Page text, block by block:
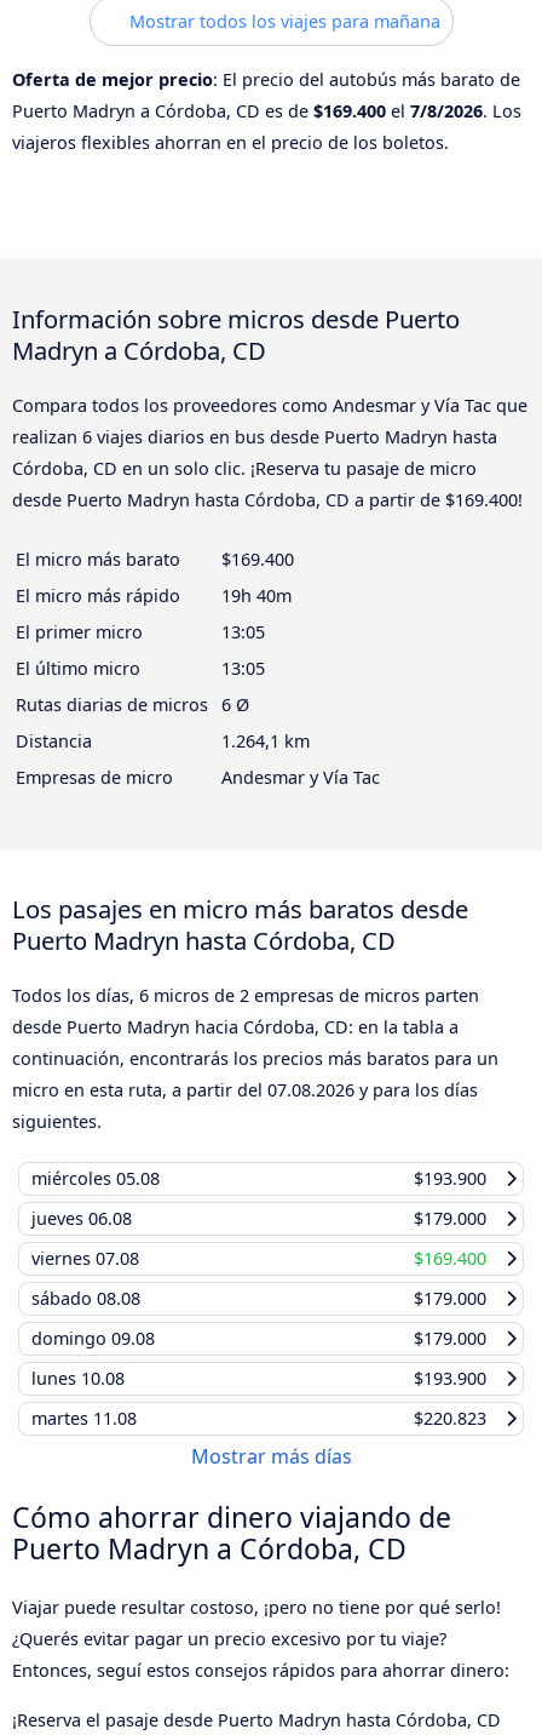
Mostrar todos los viajes para mañana
Oferta de mejor precio: El precio del autobús más barato de
Puerto Madryn a Córdoba, CD es de $169.400 el 7/8/2026. Los
viajeros flexibles ahorran en el precio de los boletos.
Información sobre micros desde Puerto
Madryn a Córdoba, CD
Compara todos los proveedores como Andesmar y Vía Tac que
realizan 6 viajes diarios en bus desde Puerto Madryn hasta
Córdoba, CD en un solo clic. ¡Reserva tu pasaje de micro
desde Puerto Madryn hasta Córdoba, CD a partir de $169.400!
El micro más barato
$169.400
El micro más rápido
19h 40m
El primer micro
13:05
El último micro
13:05
Rutas diarias de micros 6 Ø
Distancia
1.264,1 km
Empresas de micro
Andesmar y Vía Tac
Los pasajes en micro más baratos desde
Puerto Madryn hasta Córdoba, CD
Todos los días, 6 micros de 2 empresas de micros parten
desde Puerto Madryn hacia Córdoba, CD: en la tabla a
continuación, encontrarás los precios más baratos para un
micro en esta ruta, a partir del 07.08.2026 y para los días
siguientes.
miércoles 05.08
$193.900
jueves 06.08
$179.000
viernes 07.08
$169.400
sábado 08.08
$179.000
domingo 09.08
$179.000
lunes 10.08
$193.900
martes 11.08 $220.823
Mostrar más días
Cómo ahorrar dinero viajando de
Puerto Madryn a Córdoba, CD
Viajar puede resultar costoso, ¡pero no tiene por qué serlo!
¿Querés evitar pagar un precio excesivo por tu viaje?
Entonces, seguí estos consejos rápidos para ahorrar dinero:
¡Reserva el pasaje desde Puerto Madryn hasta Córdoba, CD